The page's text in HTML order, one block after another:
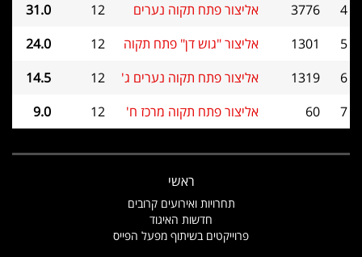
4
3776 אליצור פתח תקוה נערים 12
31.0
5
1301 אליצור "גוש דן" פתח תקוה 12
24.0
6
1319 אליצור פתח תקוה נערים ג' 12
14.5
7
60 אליצור פתח תקוה מרכז ח' 12
9.0
ראשי
תחרויות ואירועים קרובים
חדשות האיגוד
פרוייקטים בשיתוף מפעל הפייס